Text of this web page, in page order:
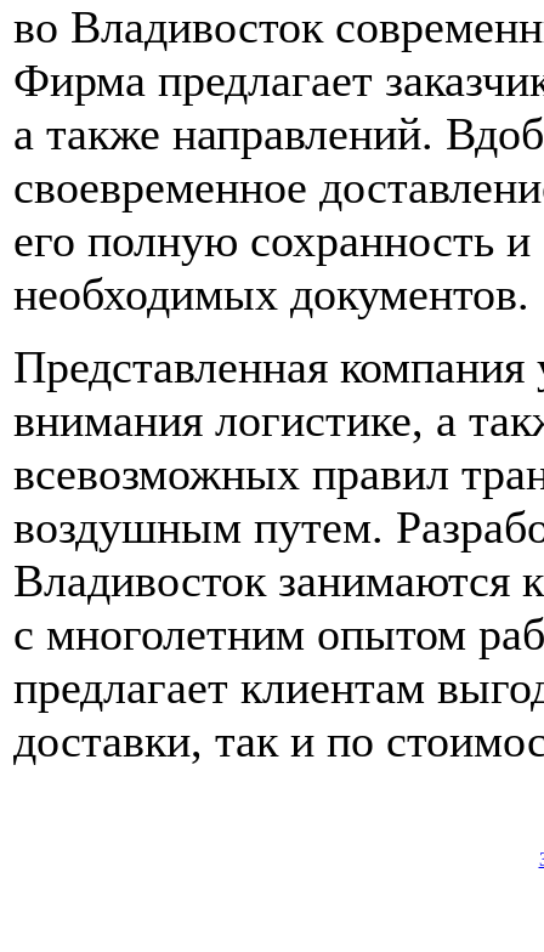
во Владивосток
Фирма предлагает
а также направлений.
своевременное
его полную сохранность
необходимых документов.
Представленная
внимания логистике, а
всевозможных правил
воздушным путем.
Владивосток занимаются
с многолетним опытом
предлагает клиентам
доставки, так и по